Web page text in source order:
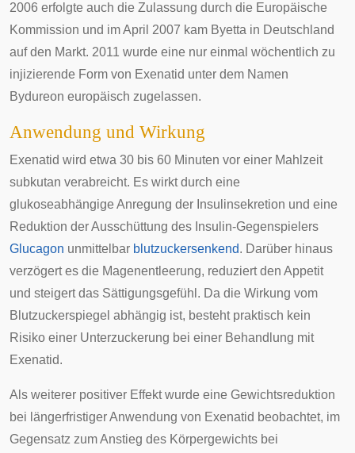
2006 erfolgte auch die Zulassung durch die Europäische
Kommission und im April 2007 kam Byetta in Deutschland
auf den Markt. 2011 wurde eine nur einmal wöchentlich zu
injizierende Form von Exenatid unter dem Namen
Bydureon europäisch zugelassen.
Anwendung und Wirkung
Exenatid wird etwa 30 bis 60 Minuten vor einer Mahlzeit
subkutan verabreicht. Es wirkt durch eine
glukoseabhängige Anregung der Insulinsekretion und eine
Reduktion der Ausschüttung des Insulin-Gegenspielers
Glucagon unmittelbar blutzuckersenkend. Darüber hinaus
verzögert es die Magenentleerung, reduziert den Appetit
und steigert das Sättigungsgefühl. Da die Wirkung vom
Blutzuckerspiegel abhängig ist, besteht praktisch kein
Risiko einer Unterzuckerung bei einer Behandlung mit
Exenatid.
Als weiterer positiver Effekt wurde eine Gewichtsreduktion
bei längerfristiger Anwendung von Exenatid beobachtet, im
Gegensatz zum Anstieg des Körpergewichts bei